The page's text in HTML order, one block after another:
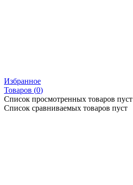
Избранное
Товаров (0)
Список просмотренных товаров пуст
Список сравниваемых товаров пуст